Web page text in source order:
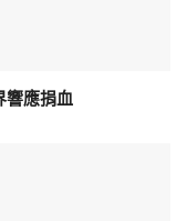
應捐血